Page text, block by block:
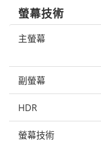
螢幕技術
主螢幕
副螢幕
HDR
螢幕技術